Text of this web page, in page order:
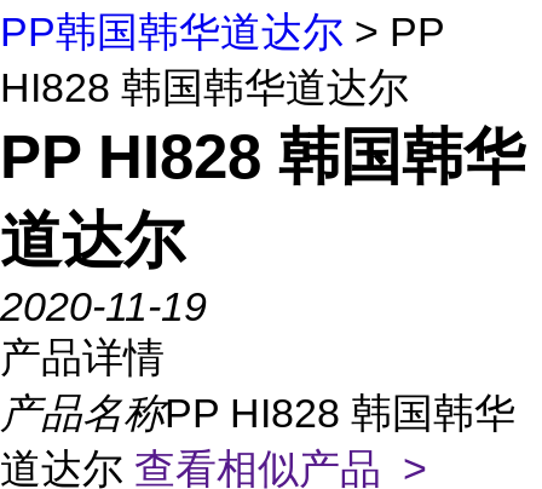
PP韩国韩华道达尔 > PP
HI828 韩国韩华道达尔
PP HI828 韩国韩华
道达尔
2020-11-19
产品详情
产品名称PP HI828 韩国韩华
道达尔 查看相似产品 >